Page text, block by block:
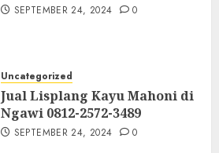
SEPTEMBER 24, 2024 0
Uncategorized
Jual Lisplang Kayu Mahoni di
Ngawi 0812-2572-3489
SEPTEMBER 24, 2024 0